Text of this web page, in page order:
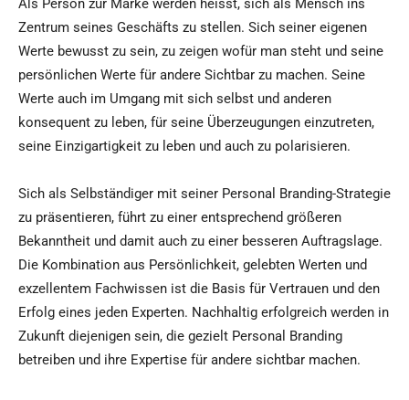
Als Person zur Marke werden heisst, sich als Mensch ins
Zentrum seines Geschäfts zu stellen. Sich seiner eigenen
Werte bewusst zu sein, zu zeigen wofür man steht und seine
persönlichen Werte für andere Sichtbar zu machen. Seine
Werte auch im Umgang mit sich selbst und anderen
konsequent zu leben, für seine Überzeugungen einzutreten,
seine Einzigartigkeit zu leben und auch zu polarisieren.
Sich als Selbständiger mit seiner Personal Branding-Strategie
zu präsentieren, führt zu einer entsprechend größeren
Bekanntheit und damit auch zu einer besseren Auftragslage.
Die Kombination aus Persönlichkeit, gelebten Werten und
exzellentem Fachwissen ist die Basis für Vertrauen und den
Erfolg eines jeden Experten. Nachhaltig erfolgreich werden in
Zukunft diejenigen sein, die gezielt Personal Branding
betreiben und ihre Expertise für andere sichtbar machen.